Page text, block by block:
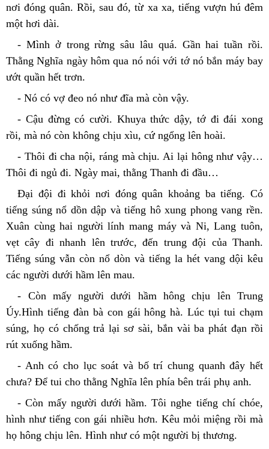
nơi đóng quân. Rồi, sau đó, từ xa xa, tiếng vượn hú đêm
một hơi dài.
- Mình ở trong rừng sâu lâu quá. Gần hai tuần rồi.
Thằng Nghĩa ngày hôm qua nó nói với tớ nó bắn máy bay
ướt quần hết trơn.
- Nó có vợ đeo nó như đĩa mà còn vậy.
- Cậu đừng có cười. Khuya thức dậy, tớ đi đái xong
rồi, mà nó còn không chịu xìu, cứ ngổng lên hoài.
- Thôi đi cha nội, ráng mà chịu. Ai lại hông như vậy…
Thôi đi ngủ đi. Ngày mai, thằng Thanh đi đầu…
Đại đội đi khỏi nơi đóng quân khoảng ba tiếng. Có
tiếng súng nổ dồn dập và tiếng hô xung phong vang rền.
Xuân cùng hai người lính mang máy và Ni, Lang tuôn,
vẹt cây đi nhanh lên trước, đến trung đội của Thanh.
Tiếng súng vẫn còn nổ dòn và tiếng la hét vang dội kêu
các người dưới hầm lên mau.
- Còn mấy người dưới hầm hông chịu lên Trung
Úy.Hình tiếng đàn bà con gái hông hà. Lúc tụi tui chạm
súng, họ có chống trả lại sơ sài, bắn vài ba phát đạn rồi
rút xuống hầm.
- Anh có cho lục soát và bố trí chung quanh đây hết
chưa? Để tui cho thằng Nghĩa lên phía bên trái phụ anh.
- Còn mấy người dưới hầm. Tôi nghe tiếng chí chóe,
hình như tiếng con gái nhiều hơn. Kêu mỏi miệng rồi mà
họ hông chịu lên. Hình như có một người bị thương.